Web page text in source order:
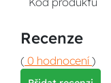
Recenze
( 0 hodnocení )